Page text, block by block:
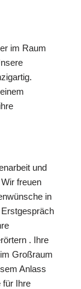
im Raum
und
freuen
in
. Ihre
Großraum
Anlass
für Ihre